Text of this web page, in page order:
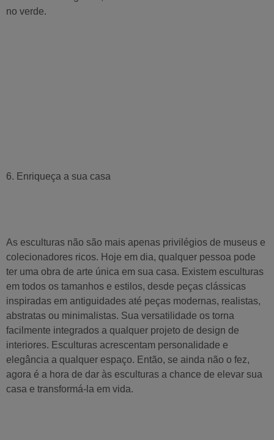
no verde.
6. Enriqueça a sua casa
As esculturas não são mais apenas privilégios de museus e
colecionadores ricos. Hoje em dia, qualquer pessoa pode
ter uma obra de arte única em sua casa. Existem esculturas
em todos os tamanhos e estilos, desde peças clássicas
inspiradas em antiguidades até peças modernas, realistas,
abstratas ou minimalistas. Sua versatilidade os torna
facilmente integrados a qualquer projeto de design de
interiores. Esculturas acrescentam personalidade e
elegância a qualquer espaço. Então, se ainda não o fez,
agora é a hora de dar às esculturas a chance de elevar sua
casa e transformá-la em vida.